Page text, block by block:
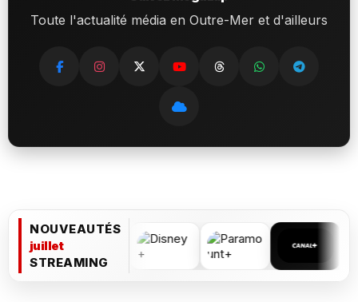
Toute l'actualité média en Outre-Mer et d'ailleurs
NOUVEAUTÉS
juillet
STREAMING